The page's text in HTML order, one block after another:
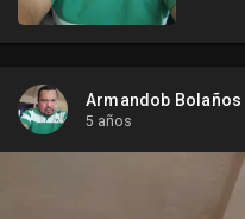
Armandob Bolaños
5 años